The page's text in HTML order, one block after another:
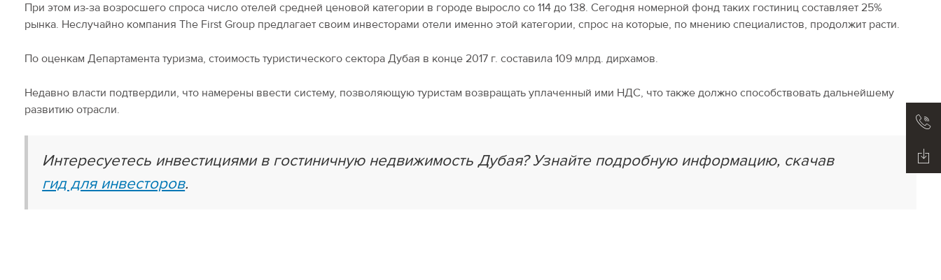
При этом из-за возросшего спроса число отелей средней ценовой категории в городе выросло со 114 до 138. Сегодня номерной фонд таких гостиниц составляет 25%
рынка. Неслучайно компания The First Group предлагает своим инвесторами отели именно этой категории, спрос на которые, по мнению специалистов, продолжит расти.
По оценкам Департамента туризма, стоимость туристического сектора Дубая в конце 2017 г. составила 109 млрд. дирхамов.
Недавно власти подтвердили, что намерены ввести систему, позволяющую туристам возвращать уплаченный ими НДС, что также должно способствовать дальнейшему
развитию отрасли.
Интересуетесь инвестициями в гостиничную недвижимость Дубая? Узнайте подробную информацию, скачав
гид для инвесторов.